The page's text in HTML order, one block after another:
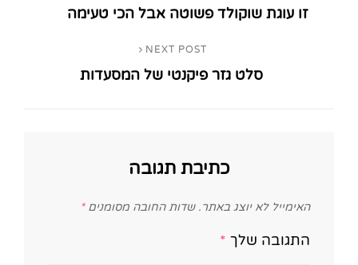
Postזו עוגת שוקולד פשוטה אבל הכי טעימה
NEXT POST
סלט גזר פיקנטי של המסעדות
כתיבת תגובה
האימייל לא יוצג באתר. שדות החובה מסומנים*
התגובה שלך *